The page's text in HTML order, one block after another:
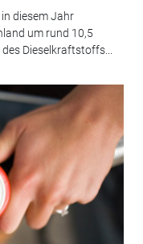
diesem Jahr
um rund 10,5
Dieselkraftstoffs...